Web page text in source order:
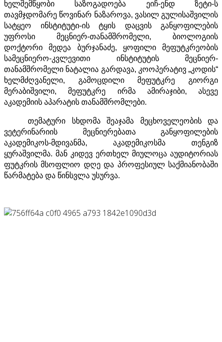
ხელშემწყობი საზოგადოება ეიჩ-ენდ ზეტი-ს
თავმჯდომარე წოვინარ ნაზაროვა, ვასილ გულისაშვილის
სატყეო ინსტიტუტი-ის ტყის დაცვის განყოფილების
უფროსი მეცნიერ-თანამშრომელი, ბიოლოგიის
დოქტორი მედეა ბურჯანაძე, ყოფილი მეფუტკრეობის
სამეცნიერო-კვლევითი ინსტიტუტის მეცნიერ-
თანამშრომელი ნატალია გარდავა, კოოპერატივ „კოდის“
ხელმძღვანელი, გამოცდილი მეფუტკრე გიორგი
მერაბიშვილი, მეფუტკრე ირმა ამირაჯიბი, ასევე
აკადემიის აპარატის თანამშრომლები.
თემატური სხდომა შეაჯამა მეცხოველეობის და
ვეტერინარიის მეცნიერებათა განყოფილების
აკადემიკოს-მდივანმა, აკადემიკოსმა თენგიზ
ყურაშვილმა. მან კიდევ ერთხელ მიულოცა აუდიტორიას
ფუტკრის მსოფლიო დღე და პროფესიულ საქმიანობაში
წარმატება და წინსვლა უსურვა.